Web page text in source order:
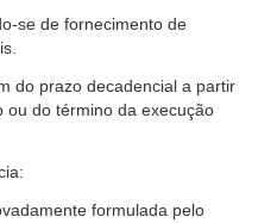
se de fornecimento de
do prazo decadencial a partir
ou do término da execução
formulada pelo